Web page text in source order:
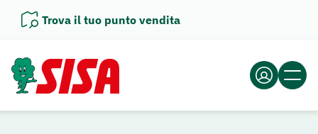
Trova il tuo punto vendita